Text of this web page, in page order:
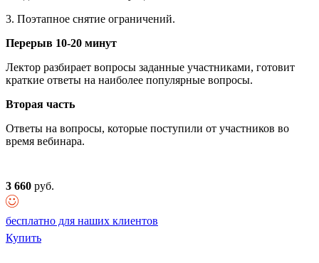
3. Поэтапное снятие ограничений.
Перерыв 10-20 минут
Лектор разбирает вопросы заданные участниками, готовит
краткие ответы на наиболее популярные вопросы.
Вторая часть
Ответы на вопросы, которые поступили от участников во
время вебинара.
3 660 руб.
бесплатно для наших клиентов
Купить